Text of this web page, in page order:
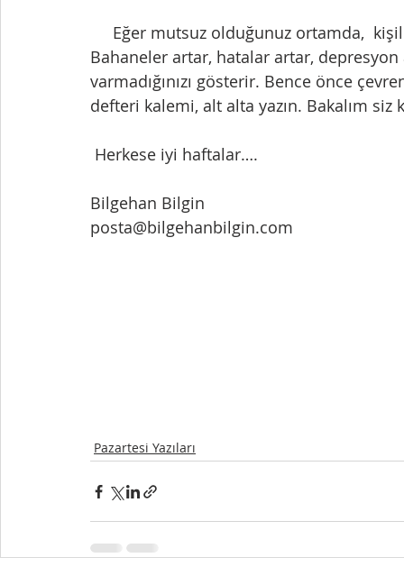
Bahaneler artar, hatalar artar,
varmadığınızı gösterir. Bence önce
defteri kalemi, alt alta yazın. Bakalım siz
Herkese iyi haftalar….
Bilgehan Bilgin
posta@bilgehanbilgin.com
Pazartesi Yazıları